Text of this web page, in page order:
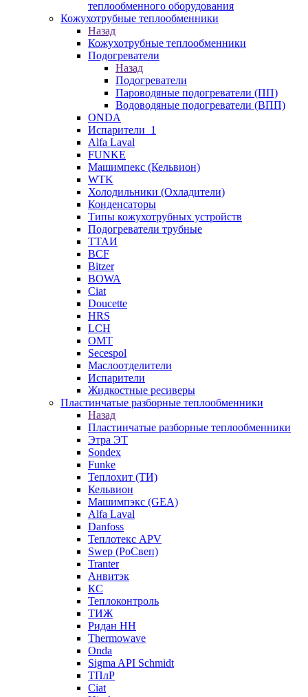
теплообменного оборудования
Кожухотрубные теплообменники
Назад
Кожухотрубные теплообменники
Подогреватели
Назад
Подогреватели
Пароводяные подогреватели (ПП)
Водоводяные подогреватели (ВПП)
ONDA
Испарители_1
Alfa Laval
FUNKE
Машимпекс (Кельвион)
WTK
Холодильники (Охладители)
Конденсаторы
Типы кожухотрубных устройств
Подогреватели трубные
ТТАИ
BCF
Bitzer
BOWA
Ciat
Doucette
HRS
LCH
OMT
Secespol
Маслоотделители
Испарители
Жидкостные ресиверы
Пластинчатые разборные теплообменники
Назад
Пластинчатые разборные теплообменники
Этра ЭТ
Sondex
Funke
Теплохит (ТИ)
Кельвион
Машимпэкс (GEA)
Alfa Laval
Danfoss
Теплотекс APV
Swep (РоСвеп)
Tranter
Анвитэк
КС
Теплоконтроль
ТИЖ
Ридан НН
Thermowave
Onda
Sigma API Schmidt
ТПлР
Ciat